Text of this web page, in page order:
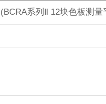
系列Ⅱ 12块色板测量